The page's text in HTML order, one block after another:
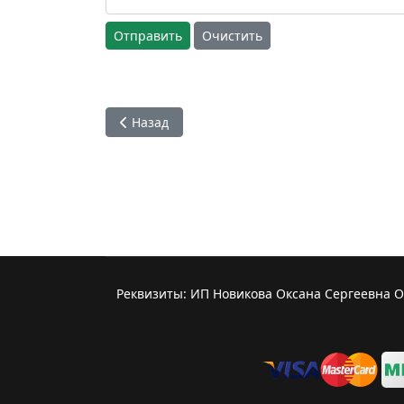
Отправить Очистить
Предыдущий: Махадьюти Свами - Что
Назад
Реквизиты: ИП Новикова Оксана Сергеевна